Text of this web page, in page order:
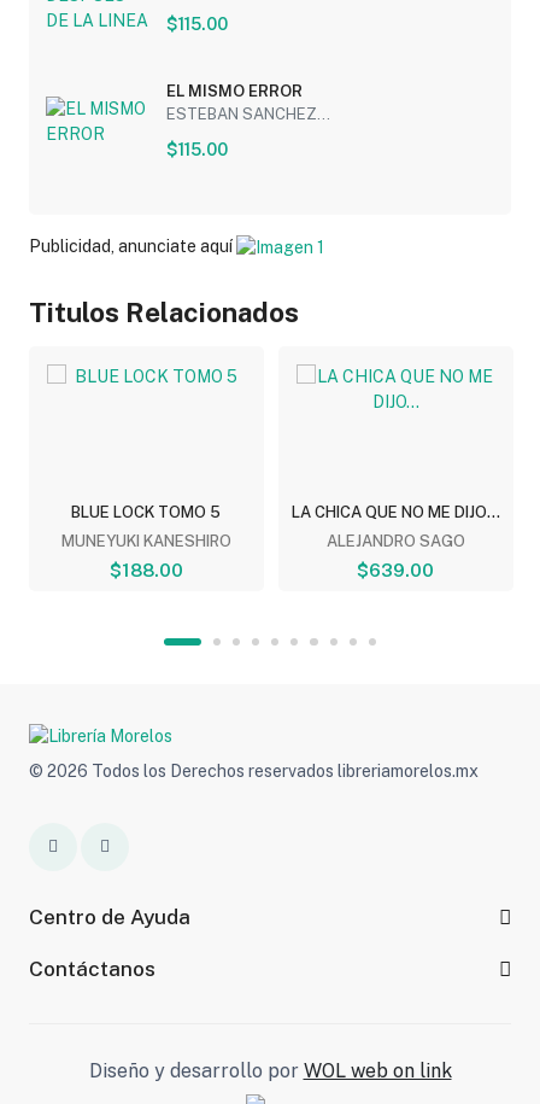
$115.00
EL MISMO ERROR
ESTEBAN SANCHEZ...
$115.00
Publicidad, anunciate aquí
Titulos Relacionados
BLUE LOCK TOMO 5
MUNEYUKI KANESHIRO
$188.00
LA CHICA QUE NO ME DIJO...
ALEJANDRO SAGO
$639.00
© 2026 Todos los Derechos reservados libreriamorelos.mx
Centro de Ayuda
Contáctanos
Diseño y desarrollo por WOL web on link